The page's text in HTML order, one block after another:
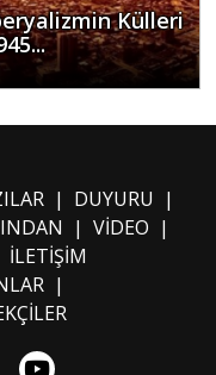
Külleri
| DUYURU |
| VİDEO |
İLETİŞİM
|